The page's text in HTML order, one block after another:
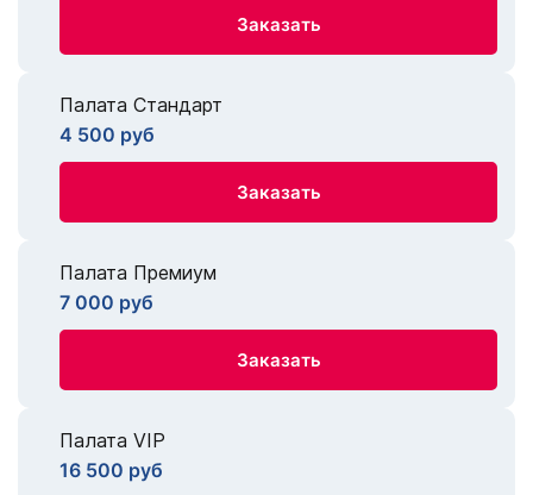
Заказать
Палата Стандарт
4 500 руб
Заказать
Палата Премиум
7 000 руб
Заказать
Палата VIP
16 500 руб